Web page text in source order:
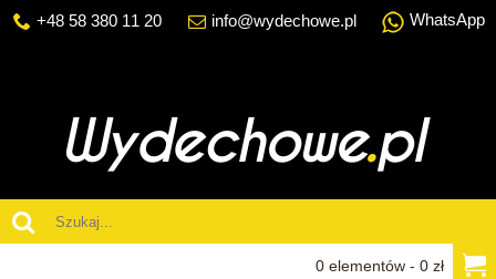
+48 58 380 11 20 info@wydechowe.pl WhatsApp
0 elementów - 0 zł